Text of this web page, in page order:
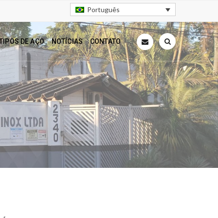
Português
DE AÇO NOTÍCIAS CONTATO